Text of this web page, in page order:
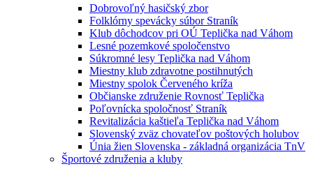
Dobrovoľný hasičský zbor
Folklórny spevácky súbor Straník
Klub dôchodcov pri OÚ Teplička nad Váhom
Lesné pozemkové spoločenstvo
Súkromné lesy Teplička nad Váhom
Miestny klub zdravotne postihnutých
Miestny spolok Červeného kríža
Občianske združenie Rovnosť Teplička
Poľovnícka spoločnosť Straník
Revitalizácia kaštieľa Teplička nad Váhom
Slovenský zväz chovateľov poštových holubov
Únia žien Slovenska - základná organizácia TnV
Športové združenia a kluby